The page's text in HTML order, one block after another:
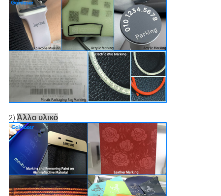
2) Άλλο υλικό